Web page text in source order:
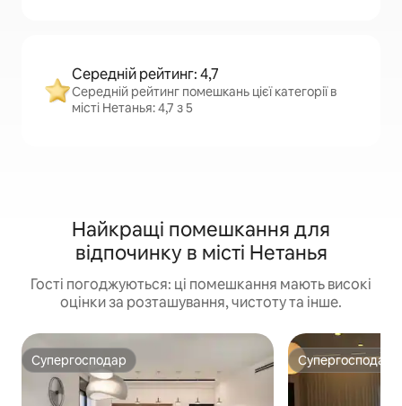
Середній рейтинг: 4,7
Середній рейтинг помешкань цієї категорії в
місті Нетанья: 4,7 з 5
Найкращі помешкання для
відпочинку в місті Нетанья
Гості погоджуються: ці помешкання мають високі
оцінки за розташування, чистоту та інше.
Супергосподар
Супергосподар Супергосподар
Супергосподар